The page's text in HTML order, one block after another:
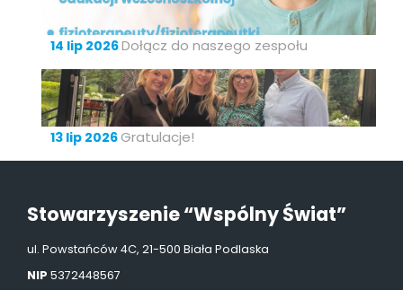
14 lip 2026Dołącz do naszego zespołu
13 lip 2026 Gratulacje!
Stowarzyszenie “Wspólny Świat”
ul. Powstańców 4C, 21-500 Biała Podlaska
NIP 5372448567